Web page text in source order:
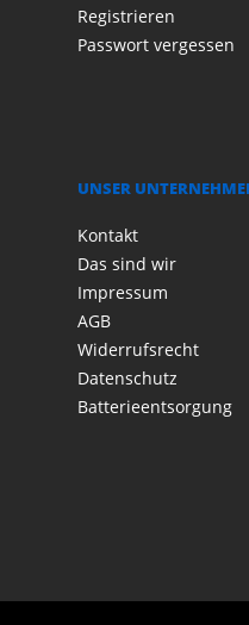
Registrieren
Passwort vergessen
UNSER
Kontakt
Das sind wir
Impressum
AGB
Widerrufsrecht
Datenschutz
Batterieentsorgung